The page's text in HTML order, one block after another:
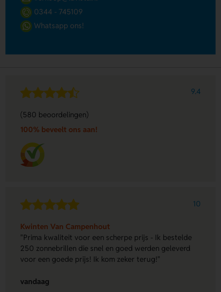
0344 - 745109
Whatsapp ons!
9.4
(580 beoordelingen)
100% beveelt ons aan!
10
Kwinten Van Campenhout
"Prima kwaliteit voor een scherpe prijs - Ik bestelde
250 zonnebrillen die snel en goed werden geleverd
voor een goede prijs! Ik kom zeker terug!"
vandaag